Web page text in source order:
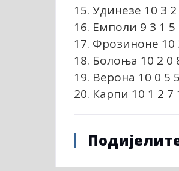
15. Удинезе 10 3 2
16. Емполи 9 3 1 5
17. Фрозиноне 10
18. Болоња 10 2 0
19. Верона 10 0 5
20. Карпи 10 1 2 7